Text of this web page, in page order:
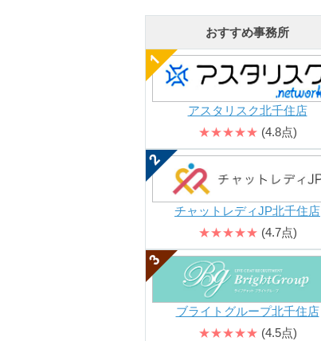
おすすめ事務所
アスタリスク北千住店
★★★★★ (4.8点)
チャットレディJP北千住店
★★★★★ (4.7点)
ブライトグループ北千住店
★★★★★ (4.5点)